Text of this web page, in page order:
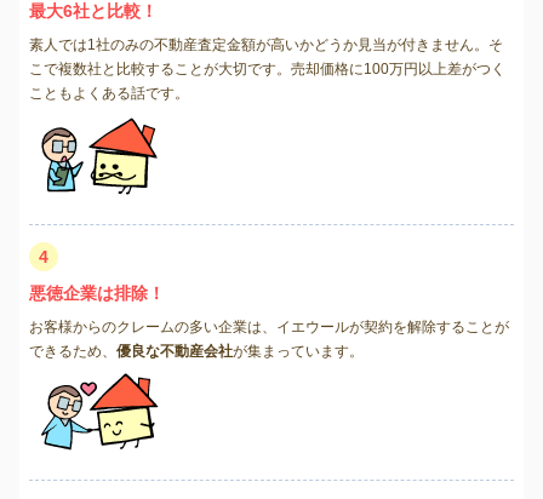
最大6社と比較！
素人では1社のみの不動産査定金額が高いかどうか見当が付きません。そ
こで複数社と比較することが大切です。売却価格に100万円以上差がつく
こともよくある話です。
4
悪徳企業は排除！
お客様からのクレームの多い企業は、イエウールが契約を解除することが
できるため、 優良な不動産会社が集まっています。